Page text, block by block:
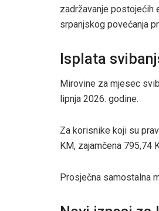
zadržavanje postojećih
srpanjskog povećanja
Isplata
Mirovine za mjesec
lipnja 2026. godine.
Za korisnike koji su
KM, zajamčena 795,74
Prosječna samostalna